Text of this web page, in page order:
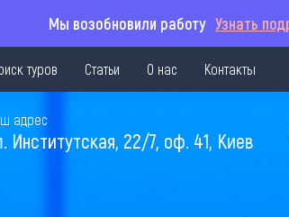
Мы возобновили работу Узнать
туров Статьи О нас Контакты
адрес
Институтская, 22/7, оф. 41, Киев